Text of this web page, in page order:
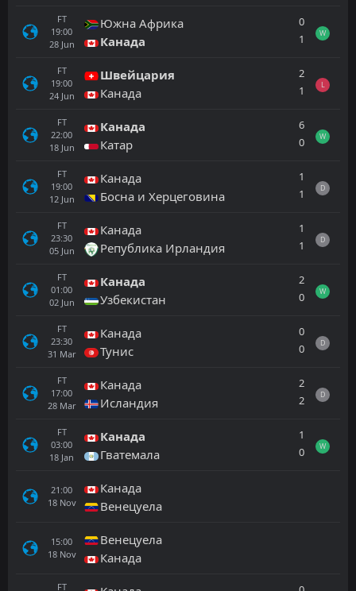
FT
19:00
28 Jun
Южна Африка
Канада
0
1
W
FT
19:00
24 Jun
Швейцария
Канада
2
1
L
FT
22:00
18 Jun
Канада
Катар
6
0
W
FT
19:00
12 Jun
Канада
Босна и Херцеговина
1
1
D
FT
23:30
05 Jun
Канада
Република Ирландия
1
1
D
FT
01:00
02 Jun
Канада
Узбекистан
2
0
W
FT
23:30
31 Mar
Канада
Тунис
0
0
D
FT
17:00
28 Mar
Канада
Исландия
2
2
D
FT
03:00
18 Jan
Канада
Гватемала
1
0
W
21:00
18 Nov
Канада
Венецуела
15:00
18 Nov
Венецуела
Канада
FT